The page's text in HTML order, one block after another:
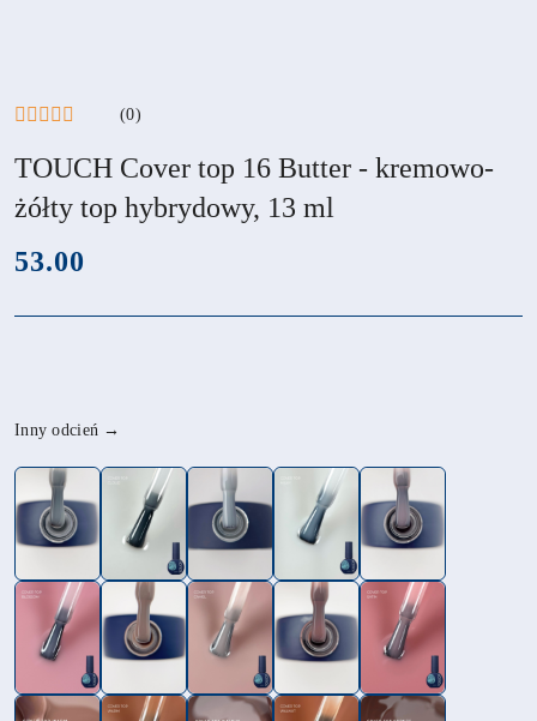
(0)
TOUCH Cover top 16 Butter - kremowo-
żółty top hybrydowy, 13 ml
cena:
53.00
Wariant
Inny odcień →